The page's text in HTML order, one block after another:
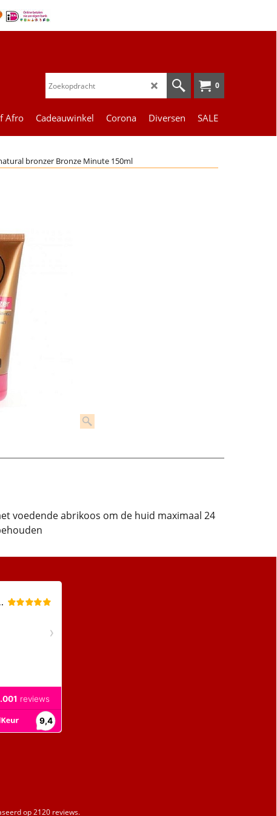
0
Afro Cadeauwinkel Corona Diversen SALE
bronzer Bronze Minute 150ml
voedende abrikoos om de huid maximaal 24
op 2120 reviews.